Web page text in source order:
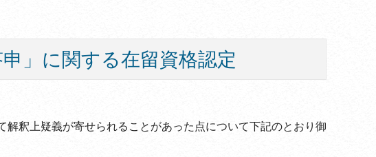
」に関する在留資格認定
釈上疑義が寄せられることがあった点について下記のとおり御